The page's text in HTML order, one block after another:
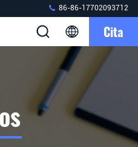
86-86-17702093712
Cita